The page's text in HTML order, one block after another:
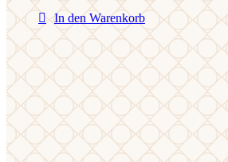
In den Warenkorb